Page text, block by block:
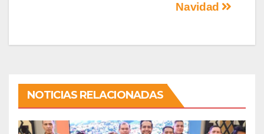
Navidad
NOTICIAS RELACIONADAS